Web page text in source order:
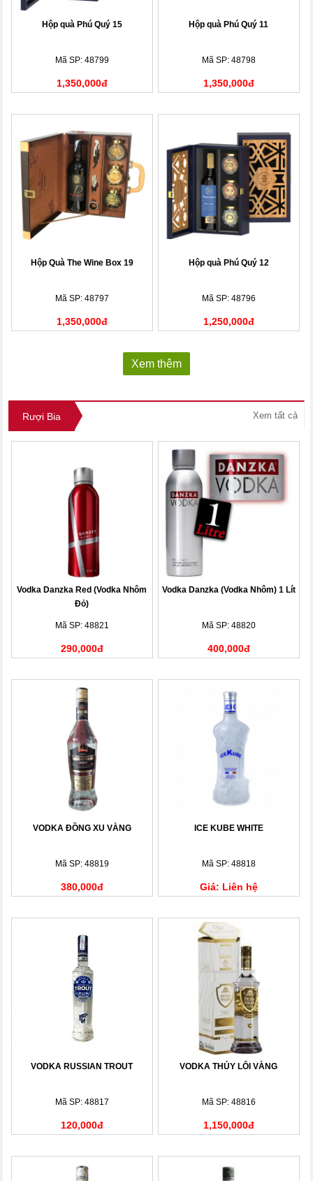
Hộp quà Phú Quý 15
Mã SP: 48799
1,350,000đ
Hộp quà Phú Quý 11
Mã SP: 48798
1,350,000đ
Hộp Quà The Wine Box 19
Mã SP: 48797
1,350,000đ
Hộp quà Phú Quý 12
Mã SP: 48796
1,250,000đ
Xem thêm
Rượi Bia Xem tất cả
Vodka Danzka Red (Vodka Nhôm
Đỏ)
Mã SP: 48821
290,000đ
Vodka Danzka (Vodka Nhôm) 1 Lít
Mã SP: 48820
400,000đ
VODKA ĐỒNG XU VÀNG
Mã SP: 48819
380,000đ
ICE KUBE WHITE
Mã SP: 48818
Giá: Liên hệ
VODKA RUSSIAN TROUT
Mã SP: 48817
120,000đ
VODKA THỦY LÔI VÀNG
Mã SP: 48816
1,150,000đ